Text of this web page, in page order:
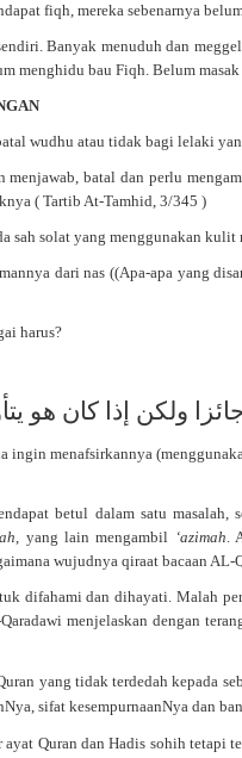
fiqh, mereka sebenarnya
Banyak menuduh dan
menghidu bau Fiqh. Belum
wudhu atau tidak bagi lelaki
batal dan perlu
( Tartib At-Tamhid, 3/345 )
sah solat yang menggunakan kulit
dari nas ((Apa-apa yang
harus?
جائزا ولكن إذا كان هو
menafsirkannya
betul dalam satu masalah,
, yang lain mengambil ‘azimah.
wujudnya qiraat bacaan AL-
difahami dan dihayati. Malah
menjelaskan dengan
yang tidak terdedah kepada
sifat kesempurnaanNya dan
Quran dan Hadis sohih tetapi